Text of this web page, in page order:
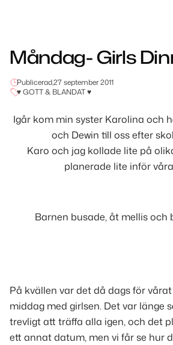
Måndag- Girls
Publicerad,27 september 2011
♥ GOTT & BLANDAT ♥
Igår kom min syster Karolina och
och Dewin till oss efter
Karo och jag kollade lite på
planerade lite inför
Barnen busade, åt mellis och
På kvällen var det då dags för
middag med girlsen. Det var länge
trevligt att träffa alla igen, och det
ett annat datum, men vi får se hur